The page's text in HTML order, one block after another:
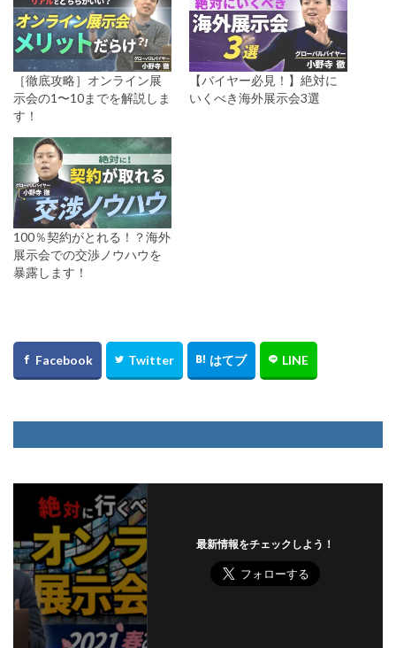
［徹底攻略］オンライン展
示会の1〜10までを解説しま
す！
【バイヤー必見！】絶対に
いくべき海外展示会3選
100％契約がとれる！？海外
展示会での交渉ノウハウを
暴露します！
最新情報をチェックしよう！